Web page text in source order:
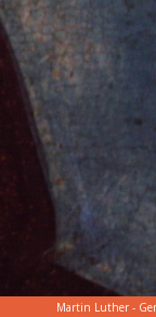
Martin Luther -